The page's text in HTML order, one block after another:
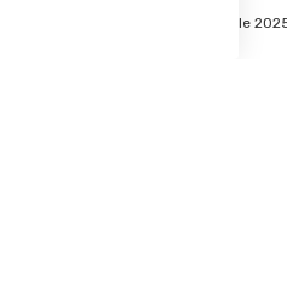
© Vitalstyle